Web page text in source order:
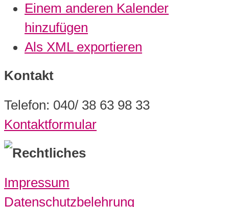
Einem anderen Kalender
hinzufügen
Als XML exportieren
Kontakt
Telefon: 040/ 38 63 98 33
Kontaktformular
Rechtliches
Impressum
Datenschutzbelehrung